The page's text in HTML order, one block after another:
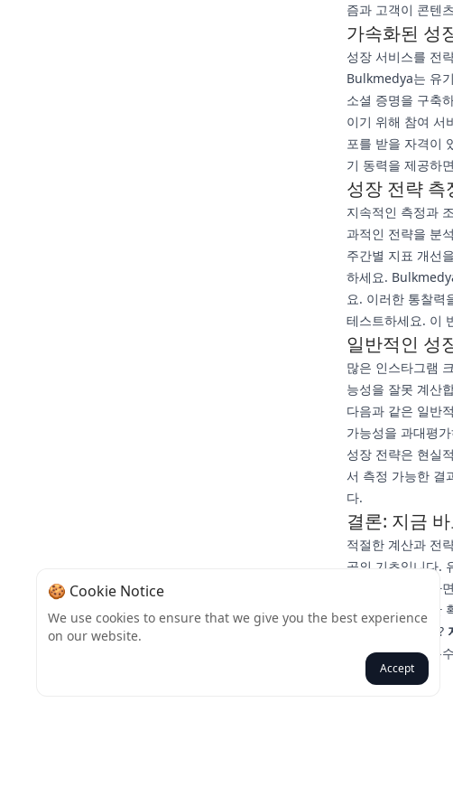
즘과 고객이 콘텐
가속화된 성
성장 서비스를 전
Bulkmedya는 유
소셜 증명을 구축
이기 위해 참여 서
포를 받을 자격이
기 동력을 제공하
성장 전략 측
지속적인 측정과
과적인 전략을 분
주간별 지표 개선
하세요.
요. 이러한 통찰력
테스트하세요. 이
일반적인 성
많은 인스타그램
능성을 잘못 계산
다음과 같은 일반
가능성을 과대평
성장 전략은 현실
서 측정 가능한 결
다.
결론: 지금
적절한 계산과 전
공의 기초입니다.
한 참여를 유지
콘텐츠, 스마트한
준비가 되셨나요?
고 인스타그램 우
뒤로
🍪 Cookie Notice
We use cookies to ensure that we give you the best experience
on our website.
Accept